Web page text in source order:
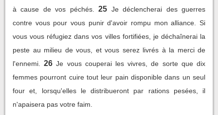
à cause de vos péchés.
25 Je déclencherai des guerres
contre vous pour vous punir d'avoir rompu mon alliance. Si
vous vous réfugiez dans vos villes fortifiées, je déchaînerai la
peste au milieu de vous, et vous serez livrés à la merci de
l'ennemi.
26 Je vous couperai les vivres, de sorte que dix
femmes pourront cuire tout leur pain disponible dans un seul
four et, lorsqu'elles le distribueront par rations pesées, il
n'apaisera pas votre faim.